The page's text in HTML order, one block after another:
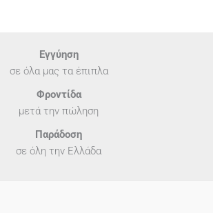
Εγγύηση
σε όλα μας τα έπιπλα
Φροντίδα
μετά την πώληση
Παράδοση
σε όλη την Ελλάδα